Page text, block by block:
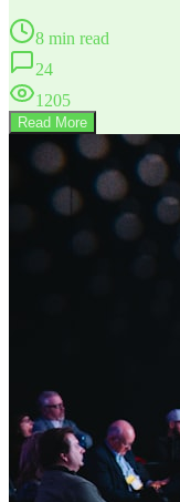
8 min read
24
1205
Read More